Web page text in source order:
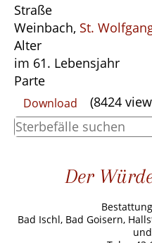
Straße
Weinbach, St.
Alter
im 61. Lebensjahr
Parte
Download (8424
Der
Bad Ischl, Bad Goisern,